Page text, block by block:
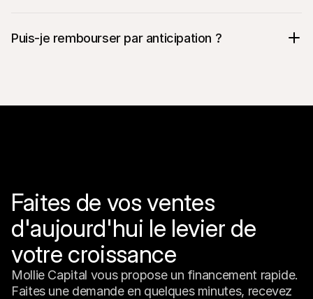
Puis-je rembourser par anticipation ?
Faites de vos ventes
d'aujourd'hui le levier de
votre croissance
Mollie Capital vous propose un financement rapide.
Faites une demande en quelques minutes, recevez